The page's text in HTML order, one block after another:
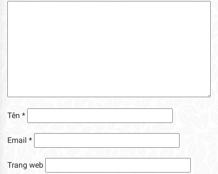
Tên *
Email *
Trang web